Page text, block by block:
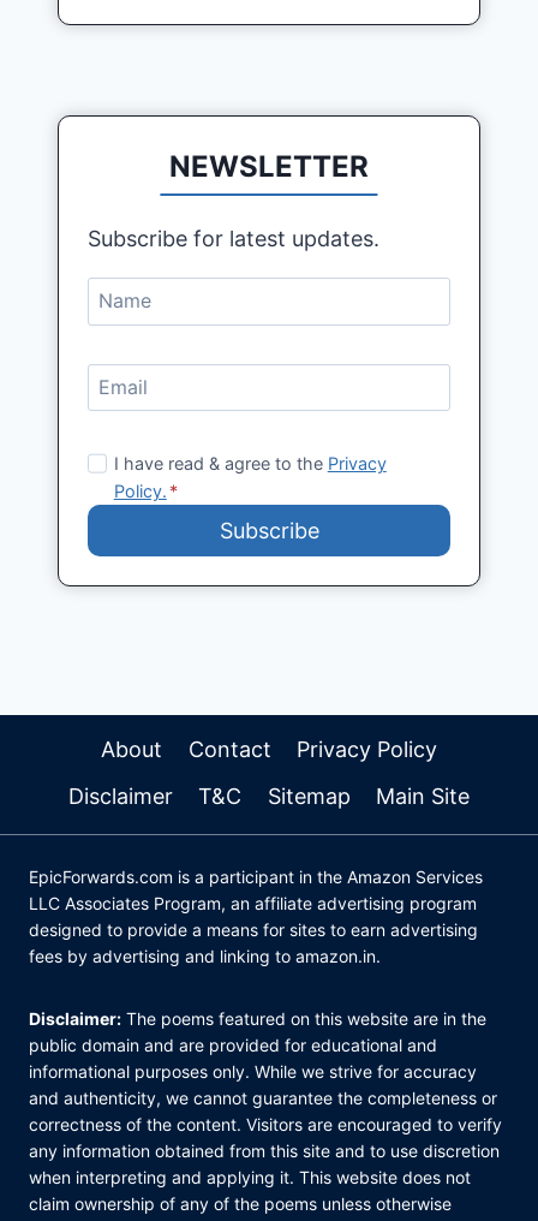
NEWSLETTER
Subscribe for latest updates.
I have read & agree to the Privacy
Policy. *
Subscribe
About Contact
Privacy Policy
Disclaimer
T&C Sitemap Main Site
EpicForwards.com is a participant in the Amazon Services
LLC Associates Program, an affiliate advertising program
designed to provide a means for sites to earn advertising
fees by advertising and linking to amazon.in.
Disclaimer: The poems featured on this website are in the
public domain and are provided for educational and
informational purposes only. While we strive for accuracy
and authenticity, we cannot guarantee the completeness or
correctness of the content. Visitors are encouraged to verify
any information obtained from this site and to use discretion
when interpreting and applying it. This website does not
claim ownership of any of the poems unless otherwise